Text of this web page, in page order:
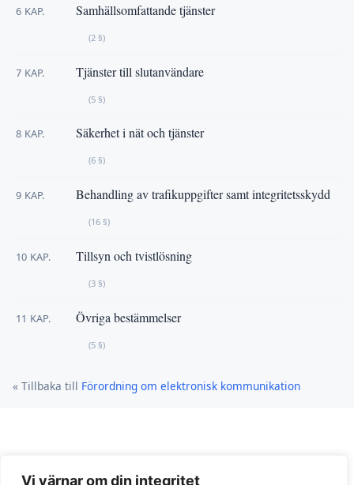
Vi värnar om din integritet
6 KAP. Samhällsomfattande tjänster
(2 §)
7 KAP. Tjänster till slutanvändare
(5 §)
8 KAP. Säkerhet i nät och tjänster
(6 §)
9 KAP. Behandling av trafikuppgifter samt integritetsskydd
(16 §)
10 KAP. Tillsyn och tvistlösning
(3 §)
11 KAP. Övriga bestämmelser
(5 §)
« Tillbaka till Förordning om elektronisk kommunikation